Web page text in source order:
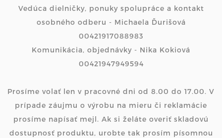
Vedúca dielničky, ponuky spolupráce a kontakt
osobného odberu - Michaela Ďurišová
00421917088983
Komunikácia, objednávky - Nika Kokiová
00421947949594
Prosíme volať len v pracovné dni od 8.00 do 17.00. V
prípade záujmu o výrobu na mieru či reklamácie
prosíme napísať mejl. Ak si želáte overiť skladovú
dostupnosť produktu, urobte tak prosím písomnou